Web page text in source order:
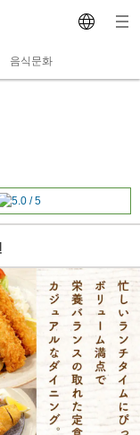
음식문화